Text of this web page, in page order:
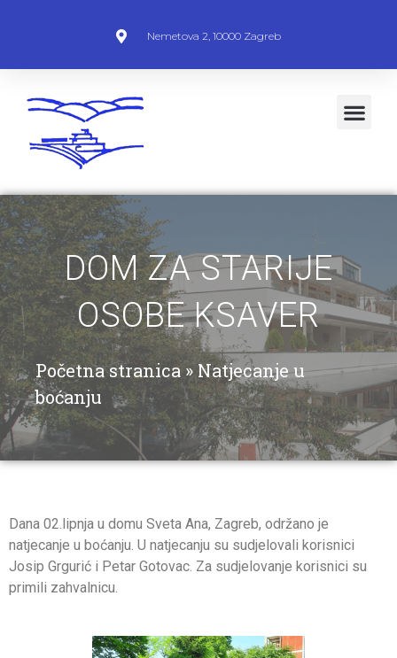
Nemetova 2, 10000 Zagreb
DOM ZA STARIJE
OSOBE KSAVER
Početna stranica»Natjecanje u
boćanju
Dana 02.lipnja u domu Sveta Ana, Zagreb, održano je
natjecanje u boćanju. U natjecanju su sudjelovali korisnici
Josip Grgurić i Petar Gotovac. Za sudjelovanje korisnici su
primili zahvalnicu.